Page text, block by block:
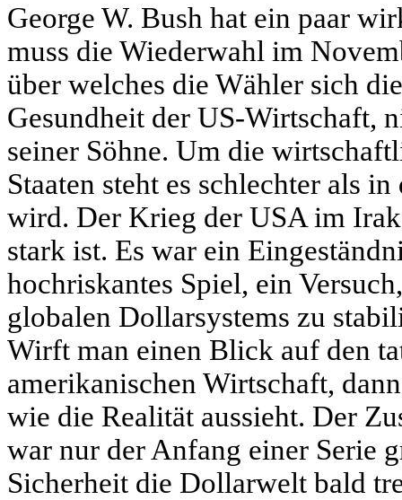
George W. Bush hat ein paar
muss die Wiederwahl im
über welches die Wähler sich
Gesundheit der US-Wirtschaft,
seiner Söhne. Um die
Staaten steht es schlechter als
wird. Der Krieg der USA im
stark ist. Es war ein
hochriskantes Spiel, ein
globalen Dollarsystems zu
Wirft man einen Blick auf den
amerikanischen Wirtschaft,
wie die Realität aussieht. Der
war nur der Anfang einer Serie
Sicherheit die Dollarwelt bald